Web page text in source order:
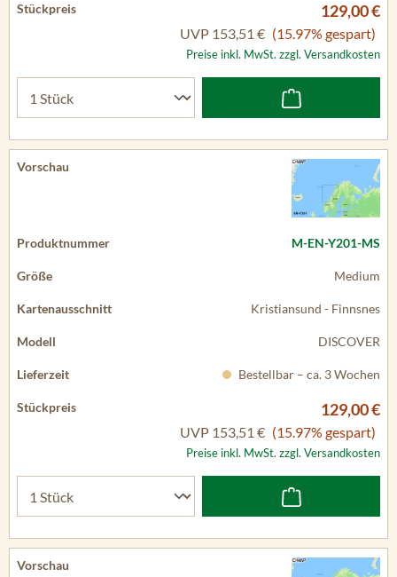
129,00 €
UVP 153,51 € (15.97% gespart)
Preise inkl. MwSt. zzgl. Versandkosten
M-EN-Y201-MS
Medium
Kristiansund - Finnsnes
DISCOVER
Bestellbar – ca. 3 Wochen
129,00 €
UVP 153,51 € (15.97% gespart)
Preise inkl. MwSt. zzgl. Versandkosten